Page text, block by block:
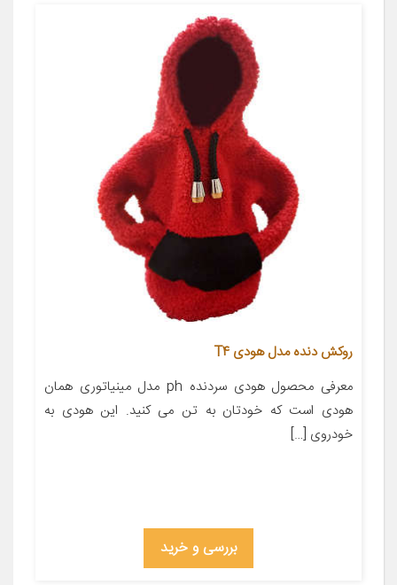
روکش دنده مدل هودی T4
معرفی محصول هودی سردنده ph مدل مینیاتوری همان
هودی است که خودتان به تن می کنید. این هودی به
خودروی […]
بررسی و خرید